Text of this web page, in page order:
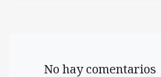
No hay comentarios